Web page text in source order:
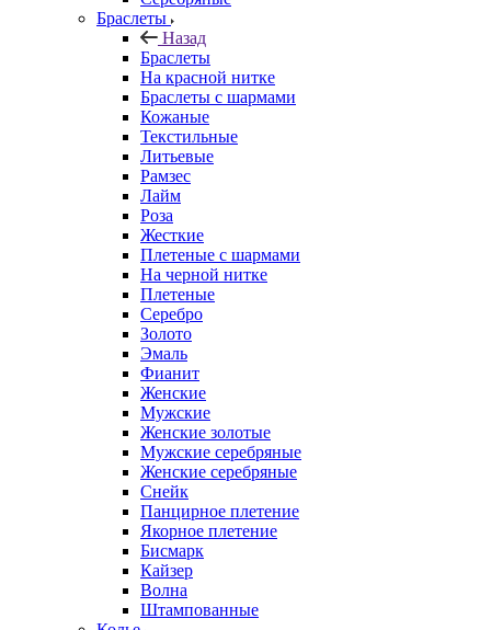
Браслеты
Назад
Браслеты
На красной нитке
Браслеты с шармами
Кожаные
Текстильные
Литьевые
Рамзес
Лайм
Роза
Жесткие
Плетеные с шармами
На черной нитке
Плетеные
Серебро
Золото
Эмаль
Фианит
Женские
Мужские
Женские золотые
Мужские серебряные
Женские серебряные
Снейк
Панцирное плетение
Якорное плетение
Бисмарк
Кайзер
Волна
Штампованные